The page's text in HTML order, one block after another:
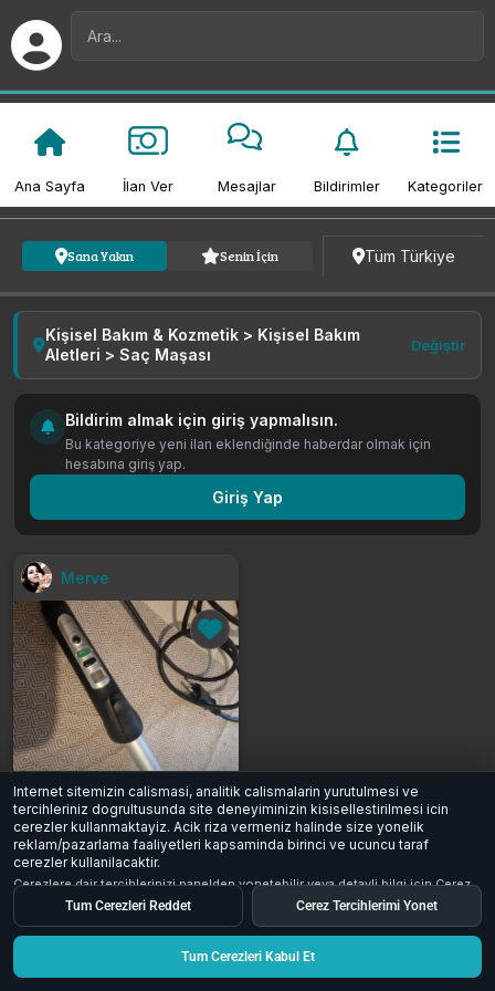
Ana Sayfa İlan Ver Mesajlar Bildirimler Kategoriler
Sana Yakın Senin İçin Tüm Türkiye
Kişisel Bakım & Kozmetik > Kişisel Bakım
Aletleri > Saç Maşası
Değiştir
Bildirim almak için giriş yapmalısın.
Bu kategoriye yeni ilan eklendiğinde haberdar olmak için
hesabına giriş yap.
Giriş Yap
Merve
Braun satin hair 7 saç maşası
2.250 ₺
İstanbul
0 76
Internet sitemizin calismasi, analitik calismalarin yurutulmesi ve
tercihleriniz dogrultusunda site deneyiminizin kisisellestirilmesi icin
cerezler kullanmaktayiz. Acik riza vermeniz halinde size yonelik
reklam/pazarlama faaliyetleri kapsaminda birinci ve ucuncu taraf
cerezler kullanilacaktir.
Cerezlere dair tercihlerinizi panelden yonetebilir veya detayli bilgi icinCerez
Aydinlatma Metniinceleyebilirsiniz.
Tum Cerezleri Reddet Cerez Tercihlerimi Yonet
Tum Cerezleri Kabul Et